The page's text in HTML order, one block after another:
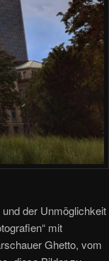
der Unmöglichkeit
mit
Ghetto, vom